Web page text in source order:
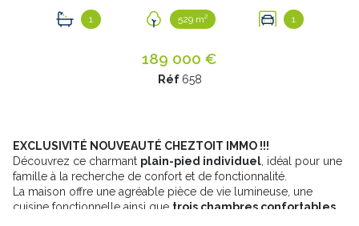
1 529 m² 1
189 000 €
Réf 658
EXCLUSIVITÉ NOUVEAUTÉ CHEZTOIT IMMO !!!
Découvrez ce charmant plain-pied individuel , idéal pour une
famille à la recherche de confort et de fonctionnalité.
La maison offre une agréable pièce de vie lumineuse, une
cuisine fonctionnelle ainsi que trois chambres confortables